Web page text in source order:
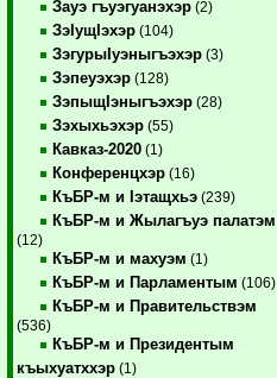
Зауэ гъуэгуанэхэр (2)
ЗэIущIэхэр (104)
ЗэгурыIуэныгъэхэр (3)
Зэпеуэхэр (128)
ЗэпыщIэныгъэхэр (28)
Зэхыхьэхэр (55)
Кавказ-2020 (1)
Конференцхэр (16)
КъБР-м и Iэтащхьэ (239)
КъБР-м и Жылагъуэ палатэм
(12)
КъБР-м и махуэм (1)
КъБР-м и Парламентым (106)
КъБР-м и Правительствэм
(536)
КъБР-м и Президентым
къыхуатххэр (1)